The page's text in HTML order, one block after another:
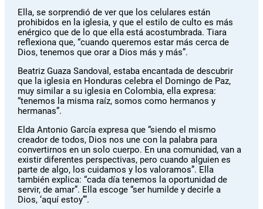
Ella, se sorprendió de ver que los celulares están
prohibidos en la iglesia, y que el estilo de culto es más
enérgico que de lo que ella está acostumbrada. Tiara
reflexiona que, “cuando queremos estar más cerca de
Dios, tenemos que orar a Dios más y más”.
Beatriz Guaza Sandoval, estaba encantada de descubrir
que la iglesia en Honduras celebra el Domingo de Paz,
muy similar a su iglesia en Colombia, ella expresa:
“tenemos la misma raíz, somos como hermanos y
hermanas”.
Elda Antonio García expresa que “siendo el mismo
creador de todos, Dios nos une con la palabra para
convertirnos en un solo cuerpo. En una comunidad, van a
existir diferentes perspectivas, pero cuando alguien es
parte de algo, los cuidamos y los valoramos”. Ella
también explica: “cada día tenemos la oportunidad de
servir, de amar”. Ella escoge “ser humilde y decirle a
Dios, ‘aquí estoy’”.